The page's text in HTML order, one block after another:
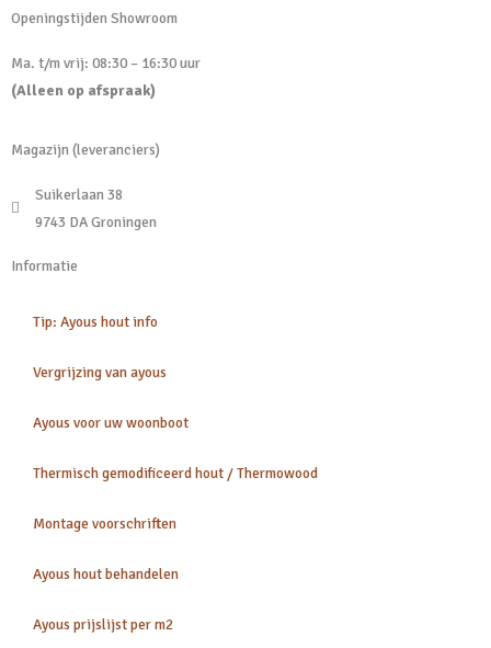
Openingstijden Showroom
Ma. t/m vrij: 08:30 – 16:30 uur
(Alleen op afspraak)
Magazijn (leveranciers)
Suikerlaan 38
9743 DA Groningen
Informatie
Tip: Ayous hout info
Vergrijzing van ayous
Ayous voor uw woonboot
Thermisch gemodificeerd hout / Thermowood
Montage voorschriften
Ayous hout behandelen
Ayous prijslijst per m2